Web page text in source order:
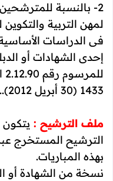
2- بالنسبة
لمهن التربية
فى الدراسات الأساسية
إحدى الشهادات أو
1433 (30 أبريل 2012)..
ملف الترشيح :
الترشيح المستخرج عبر
بهذه المباريات.
نسخة من الشهادة أو